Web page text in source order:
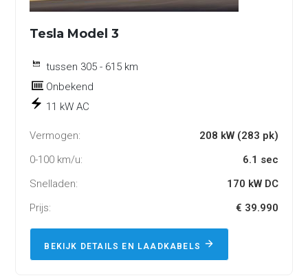
Tesla Model 3
tussen 305 - 615 km
Onbekend
11 kW AC
Vermogen:
208 kW (283 pk)
0-100 km/u:
6.1 sec
Snelladen:
170 kW DC
Prijs:
€ 39.990
BEKIJK DETAILS EN LAADKABELS